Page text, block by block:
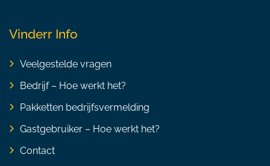
Vinderr Info
Veelgestelde vragen
Bedrijf – Hoe werkt het?
Pakketten bedrijfsvermelding
Gastgebruiker – Hoe werkt het?
Contact